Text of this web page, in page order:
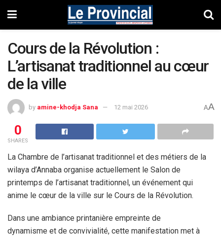
Cours de la Révolution :
L’artisanat traditionnel au cœur
de la ville
by amine-khodja Sana 12 mai 2026 AA
0
SHARES
La Chambre de l’artisanat traditionnel et des métiers de la
wilaya d’Annaba organise actuellement le Salon de
printemps de l’artisanat traditionnel, un événement qui
anime le cœur de la ville sur le Cours de la Révolution.
Dans une ambiance printanière empreinte de
dynamisme et de convivialité, cette manifestation met à